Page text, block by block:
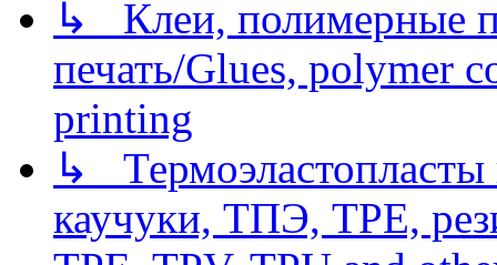
↳ Клеи, полимерные
печать/Glues, polymer
printing
↳
каучуки, ТПЭ, TPE,